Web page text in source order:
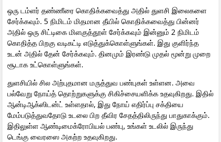
ஒரு டம்ளர் தண்ணீரை கொதிக்கவைத்து அதில் துளசி இலைகளை
சேர்க்கவும். 5 நிமிடம் மிதமான தீயில் கொதிக்கவைத்து பின்னர்
அதில் ஒரு சிட்டிகை மிளகுத்தூள் சேர்க்கவும் இன்னும் 2 நிமிடம்
கொதித்த பிறகு வடிகட்டி எடுத்துக்கொள்ளுங்கள். இது குளிர்ந்த
உடன் அதில் தேன் சேர்க்கவும். தினமும் இரண்டு முதல் மூன்று முறை
சூடாக உட்கொள்ளுங்கள்.
துளசியில் சில அற்புதமான மருத்துவ பண்புகள் உள்ளன. அவை
பல்வேறு நோய்த் தொற்றுகளுக்கு சிகிச்சையளிக்க உதவுகிறது. இதில்
ஆன்டிஆக்ஸிடன்ட் உள்ளதால், இது நோய் எதிர்ப்பு சக்தியை
மேம்படுத்துவதோடு உடலை பிற தீவிர சேதத்திலிருந்து பாதுகாக்கும்.
இதிலுள்ள ஆண்டிமைக்ரோபியல் பண்பு, உங்கள் உடலில் இருந்து
டெங்கு வைரஸை அகற்ற உதவுகிறது.